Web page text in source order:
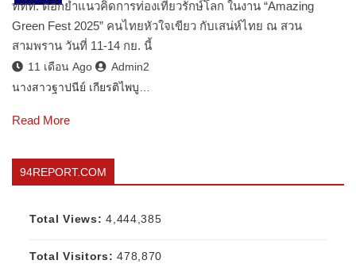
ททท. ตอกย้ำแนวคิดการท่องเที่ยวรักษ์โลก ในงาน “Amazing
Green Fest 2025” คนไทยหัวใจเขียว กับเสน่ห์ไทย ณ สวน
สามพราน วันที่ 11-14 กย. นี้
11 เดือน Ago
Admin2
นางสาวฐาปนีย์ เกียรติไพบู…
Read More
94REPORT.COM
Total Views:4,444,385
Total Visitors:478,870